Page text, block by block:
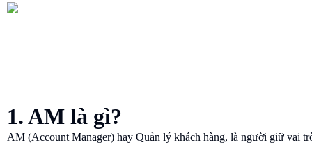
1. AM là gì?
AM (Account Manager) hay Quản lý khách hàng, là người giữ vai